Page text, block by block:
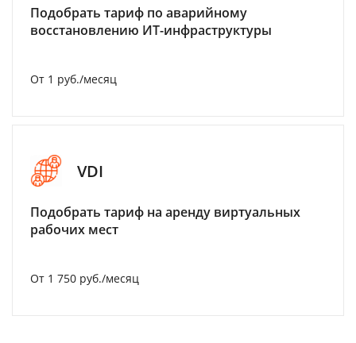
Подобрать тариф по аварийному
восстановлению ИТ-инфраструктуры
От 1 руб./месяц
VDI
Подобрать тариф на аренду виртуальных
рабочих мест
От 1 750 руб./месяц